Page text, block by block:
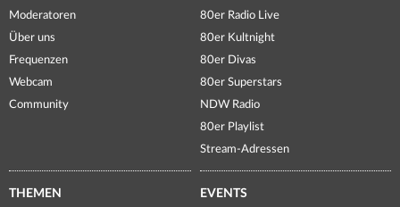
Moderatoren
Über uns
Frequenzen
Webcam
Community
80er Radio Live
80er Kultnight
80er Divas
80er Superstars
NDW Radio
80er Playlist
Stream-Adressen
THEMEN EVENTS